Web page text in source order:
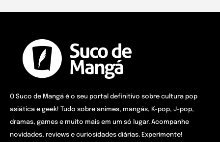
O Suco de Mangá é o seu portal definitivo sobre cultura pop
asiática e geek! Tudo sobre animes, mangás, K-pop, J-pop,
dramas, games e muito mais em um só lugar. Acompanhe
novidades, reviews e curiosidades diárias. Experimente!